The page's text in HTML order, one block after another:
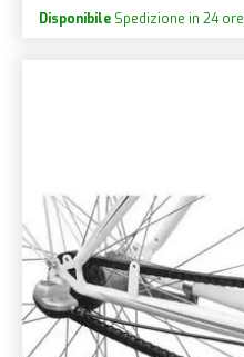
Disponibile Spedizione in 24 ore